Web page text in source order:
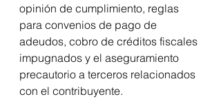
opinión de cumplimiento, reglas
para convenios de pago de
adeudos, cobro de créditos fiscales
impugnados y el aseguramiento
precautorio a terceros relacionados
con el contribuyente.